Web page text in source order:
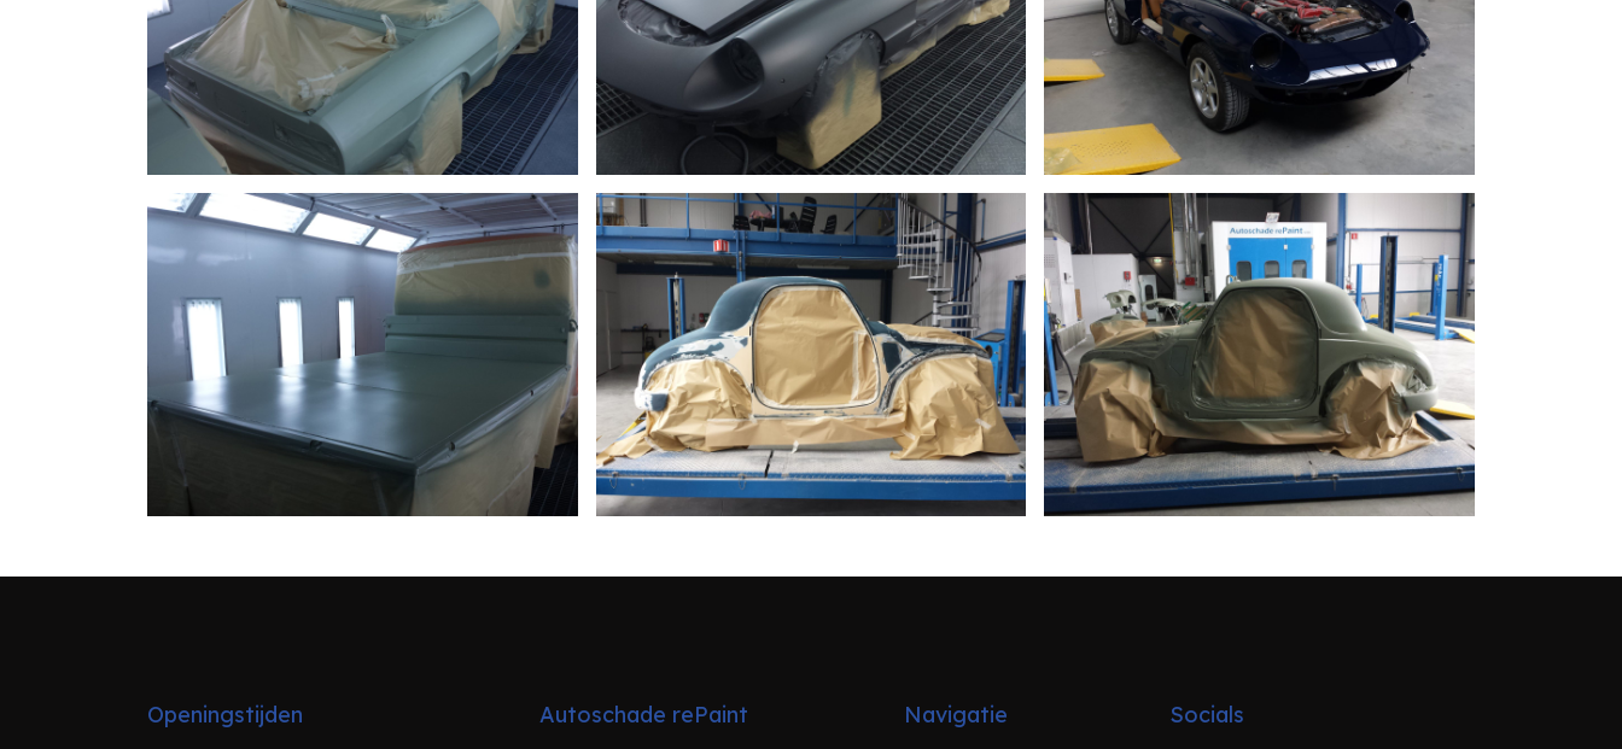
Openingstijden Autoschade rePaint Navigatie Socials